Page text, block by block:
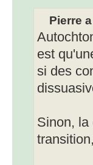
Pierre
est
si des
Sinon, la